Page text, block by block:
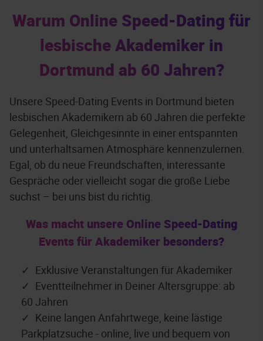
Warum Online Speed-Dating für
lesbische Akademiker in
Dortmund ab 60 Jahren?
Unsere Speed-Dating Events in Dortmund bieten
lesbischen Akademikern ab 60 Jahren die perfekte
Gelegenheit, Gleichgesinnte in einer entspannten
und unterhaltsamen Atmosphäre kennenzulernen.
Egal, ob du neue Freundschaften, interessante
Gespräche oder vielleicht sogar die große Liebe
suchst – bei uns bist du richtig.
Was macht unsere Online Speed-Dating
Events für Akademiker besonders?
Exklusive Veranstaltungen für Akademiker
Eventteilnehmer in Deiner Altersgruppe: ab
60 Jahren
Keine langen Anfahrtwege, keine lästige
Parkplatzsuche - online, live und bequem von